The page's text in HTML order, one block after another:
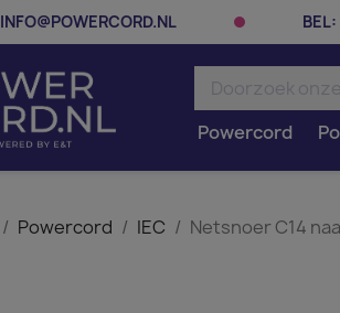
INFO@POWERCORD.NL BEL:
Powercord
Powercord IEC Netsnoer C14